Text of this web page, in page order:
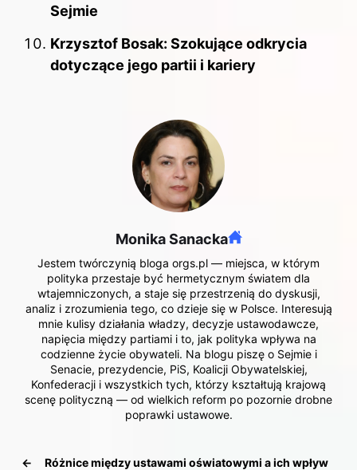
Sejmie
Krzysztof Bosak: Szokujące odkrycia
dotyczące jego partii i kariery
Monika Sanacka
Jestem twórczynią bloga orgs.pl — miejsca, w którym
polityka przestaje być hermetycznym światem dla
wtajemniczonych, a staje się przestrzenią do dyskusji,
analiz i zrozumienia tego, co dzieje się w Polsce. Interesują
mnie kulisy działania władzy, decyzje ustawodawcze,
napięcia między partiami i to, jak polityka wpływa na
codzienne życie obywateli. Na blogu piszę o Sejmie i
Senacie, prezydencie, PiS, Koalicji Obywatelskiej,
Konfederacji i wszystkich tych, którzy kształtują krajową
scenę polityczną — od wielkich reform po pozornie drobne
poprawki ustawowe.
←
Różnice między ustawami oświatowymi a ich wpływ